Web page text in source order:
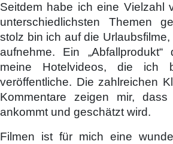
Seitdem habe ich eine Vielzahl
unterschiedlichsten Themen
stolz bin ich auf die
aufnehme. Ein
meine Hotelvideos, die ich
veröffentliche. Die zahlreichen
Kommentare zeigen mir,
ankommt und geschätzt wird.
Filmen ist für mich eine